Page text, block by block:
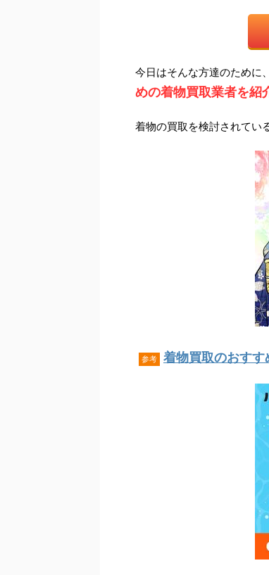
今日はそんな方達のために、
めの着物買取業者を紹
着物の買取を検討されてい
参考 着物買取のおす